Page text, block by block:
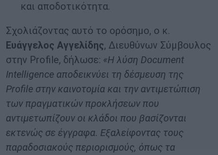
και αποδοτικότητα.
Σχολιάζοντας αυτό το ορόσημο, ο κ.
Ευάγγελος Αγγελίδης, Διευθύνων Σύμβουλος
στην Profile, δήλωσε: «Η λύση Document
Intelligence αποδεικνύει τη δέσμευση της
Profile στην καινοτομία και την αντιμετώπιση
των πραγματικών προκλήσεων που
αντιμετωπίζουν οι κλάδοι που βασίζονται
εκτενώς σε έγγραφα. Εξαλείφοντας τους
παραδοσιακούς περιορισμούς, όπως τα